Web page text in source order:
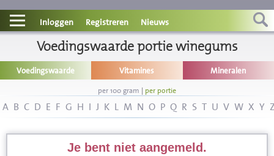
Contact
Informatie
Disclaimer
Inloggen Registreren Nieuws
Voedingswaarde portie winegums
Voedingswaarde Vitamines Mineralen
per 100 gram | per portie
A B C D E F G H I J K L M N O P Q R S T U V W X Y
Je bent niet aangemeld.